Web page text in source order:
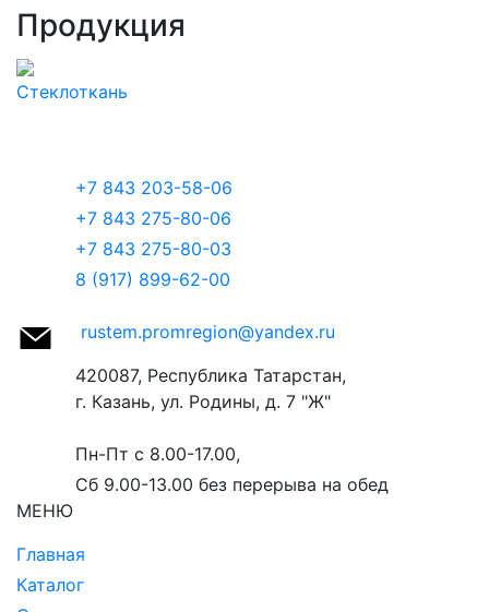
Продукция
Стеклоткань
+7 843 203-58-06
+7 843 275-80-06
+7 843 275-80-03
8 (917) 899-62-00
rustem.promregion@yandex.ru
420087, Республика Татарстан,
г. Казань, ул. Родины, д. 7 "Ж"
Пн-Пт с 8.00-17.00,
Сб 9.00-13.00 без перерыва на обед
МЕНЮ
Главная
Каталог